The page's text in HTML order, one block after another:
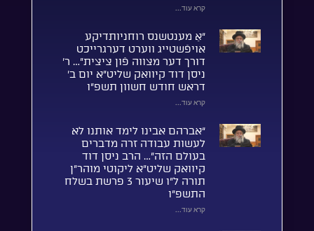
קרא עוד...
“אַ מענטשנס רוחניותדיקע
אויפֿשטייג ווערט דערגרייכט
דורך דער מצווה פֿון ציצית”… ר’
ניסן דוד קיוואק שליט”א יום ב’
דראש חודש חשוון תשפ”ו
קרא עוד...
“אברהם אבינו לימד אותנו לא
לעשות עבודה זרה מדברים
בעולם הזה”… הרב ניסן דוד
קיוואק שליט”א ליקוטי מוהר”ן
תורה ל”ו שיעור 3 פרשת בשלח
התשפ”ו
קרא עוד...